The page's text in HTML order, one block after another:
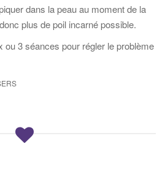
dans la peau au moment de la
plus de poil incarné possible.
ou 3 séances pour régler le problème